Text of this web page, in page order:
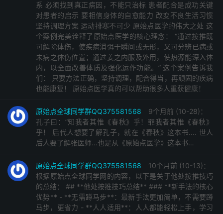
系 必须找到真正病因，不能只治标 患者配合是成功关键
对患者的启示 要相信身体的自愈能力 改变不良生活习惯
坚持调理方案 运动排寒不可少 原始点医学的伟大之处 这
个案例完美诠释了原始点医学的核心理念： “通过按推既
可解除体伤，使疾病消弭于瞬间或无形，又可分辨已病或
未病之体伤位置；通过姜之内服及外用，使热源能深入体
内，以全面改善体质及强化运作功能。” 这个案例告诉我
们： 只要方法正确，坚持调理，配合得当，再顽固的疾病
也能康复！ 原始点医学真的可以帮助很多人重获健康！
原始点全球同学群QQ375581568
9个月前 (10-28)：
孔子曰：”知我者其惟《春秋》乎！罪我者其惟《春秋》
乎！ 后代人想要了解孔子，就在《春秋》这本书.... 世人
后人要了解张医师…也是从《原始点医学》这本书…
原始点全球同学群QQ375581568
10个月前 (10-13)：
根据原始点全球同学网的内容，以下是关于他处按推技巧
的总结： ## **他处按推技巧总结** ### **新手法的核心
优势** - **无需蹲马步**：最新手法更加简单，不需要蹲
马步，更省力 - **人人适用**：人人都能轻松上手，学习